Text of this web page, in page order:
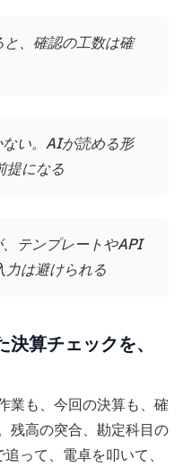
、確認の工数は確
い。AIが読める形
提になる
テンプレートやAPI
力は避けられる
算チェックを、
業も、今回の決算も、確
残高の突合、勘定科目の
って、電卓を叩いて、